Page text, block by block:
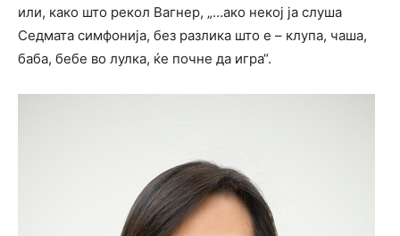
или, како што рекол Вагнер, „…ако некој ја слуша
Седмата симфонија, без разлика што е – клупа, чаша,
баба, бебе во лулка, ќе почне да игра“.